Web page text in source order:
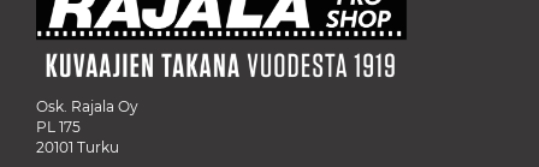
Osk. Rajala Oy
PL 175
20101 Turku